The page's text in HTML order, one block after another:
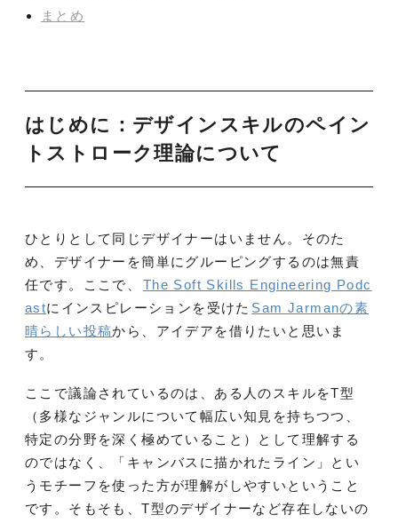
まとめ
はじめに：デザインスキルのペイン
トストローク理論について
ひとりとして同じデザイナーはいません。そのた
め、デザイナーを簡単にグルーピングするのは無責
任です。ここで、
The Soft Skills Engineering Podc
astにインスピレーションを受けた Sam Jarmanの素
晴らしい投稿から、アイデアを借りたいと思いま
す。
ここで議論されているのは、ある人のスキルをT型
（多様なジャンルについて幅広い知見を持ちつつ、
特定の分野を深く極めていること）として理解する
のではなく、「キャンバスに描かれたライン」とい
うモチーフを使った方が理解がしやすいということ
です。そもそも、T型のデザイナーなど存在しないの